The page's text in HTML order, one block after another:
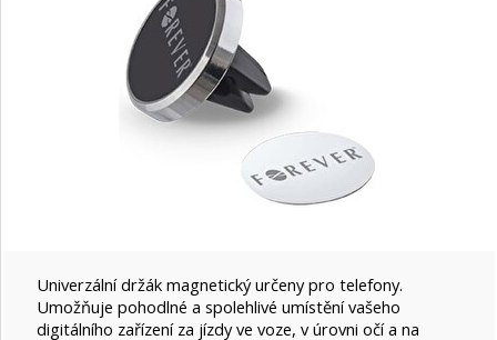
Univerzální držák magnetický určeny pro telefony.
Umožňuje pohodlné a spolehlivé umístění vašeho
digitálního zařízení za jízdy ve voze, v úrovni očí a na